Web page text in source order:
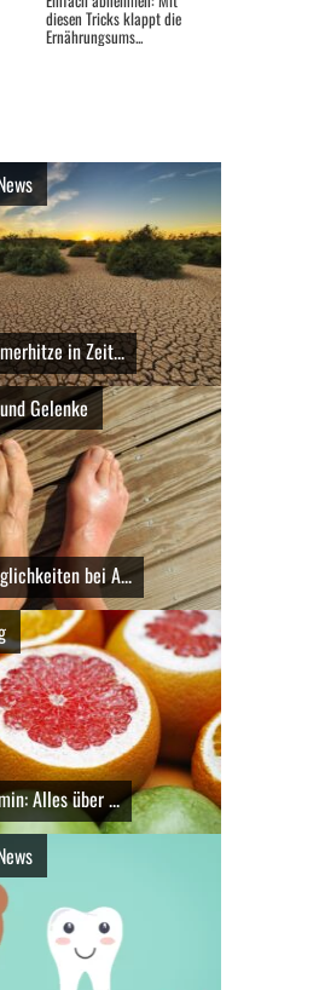
diesen Tricks klappt die
Ernährungsums...
in Zeit...
Gelenke
bei A...
Alles über ...